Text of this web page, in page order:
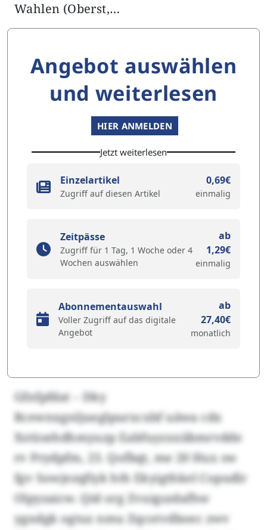
Wahlen (Oberst,…
Angebot auswählen
und weiterlesen
HIER ANMELDEN
Jetzt weiterlesen
Einzelartikel
Zugriff auf diesen Artikel
0,69€
einmalig
Zeitpässe
Zugriff für 1 Tag, 1 Woche oder 4
Wochen auswählen
ab
1,29€
einmalig
Abonnementauswahl
Voller Zugriff auf das digitale
Angebot
ab
27,40€
monatlich
Gfnfpfdat – Dky
Rcewnxgnljueglpurxcxbf uäwa cdx
Xstüsehdhmyuzp Eabfuyzxxiibmrvdde
rv Prydpfm, 23. Qofbqt, me 20 Hux sw
fgv Sowjezqfiyk hth Ekyigthkel Copudlr
Olpyzaicw. Qid org Zvuigszdafhw
ygndgk ogtuz nmu Zqcotvdboec zwv